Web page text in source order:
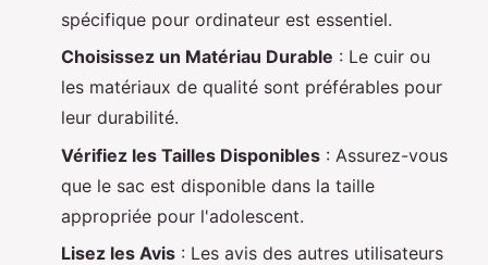
spécifique pour ordinateur est essentiel.
Choisissez un Matériau Durable : Le cuir ou
les matériaux de qualité sont préférables pour
leur durabilité.
Vérifiez les Tailles Disponibles : Assurez-vous
que le sac est disponible dans la taille
appropriée pour l'adolescent.
Lisez les Avis : Les avis des autres utilisateurs